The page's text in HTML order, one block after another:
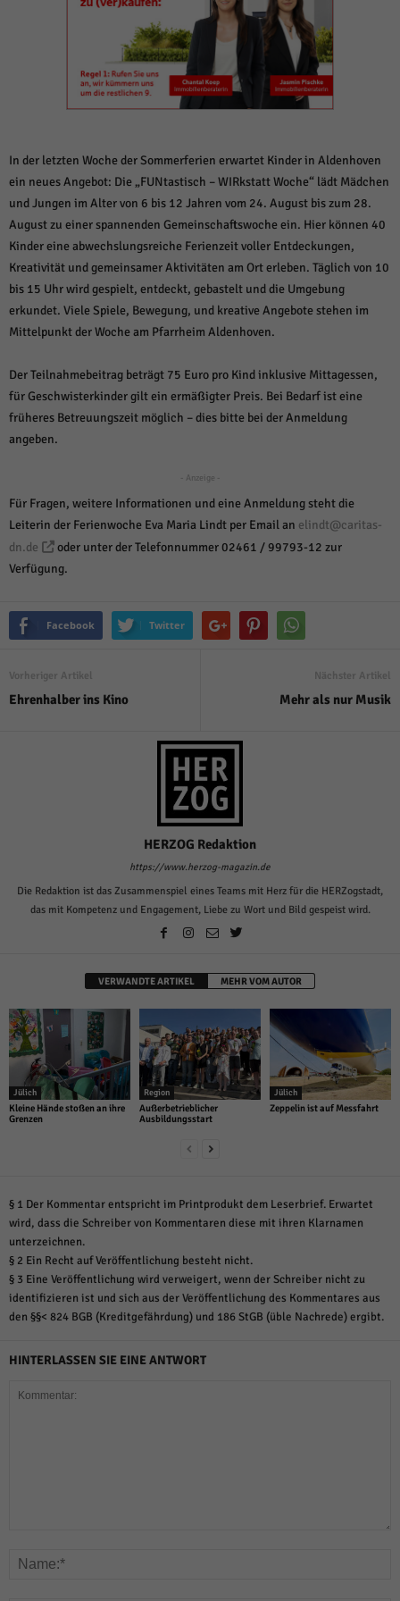
In der letzten Woche der Sommerferien erwartet Kinder in Aldenhoven
ein neues Angebot: Die „FUNtastisch – WIRkstatt Woche“ lädt Mädchen
und Jungen im Alter von 6 bis 12 Jahren vom 24. August bis zum 28.
August zu einer spannenden Gemeinschaftswoche ein. Hier können 40
Kinder eine abwechslungsreiche Ferienzeit voller Entdeckungen,
Kreativität und gemeinsamer Aktivitäten am Ort erleben. Täglich von 10
bis 15 Uhr wird gespielt, entdeckt, gebastelt und die Umgebung
erkundet. Viele Spiele, Bewegung, und kreative Angebote stehen im
Mittelpunkt der Woche am Pfarrheim Aldenhoven.
Der Teilnahmebeitrag beträgt 75 Euro pro Kind inklusive Mittagessen,
für Geschwisterkinder gilt ein ermäßigter Preis. Bei Bedarf ist eine
früheres Betreuungszeit möglich – dies bitte bei der Anmeldung
angeben.
- Anzeige -
Für Fragen, weitere Informationen und eine Anmeldung steht die
Leiterin der Ferienwoche Eva Maria Lindt per Email an elindt@caritas-
dn.de
oder unter der Telefonnummer 02461 / 99793-12 zur
Verfügung.
Facebook Twitter
Vorheriger Artikel
Ehrenhalber ins Kino
Nächster Artikel
Mehr als nur Musik
HERZOG Redaktion
https://www.herzog-magazin.de
Die Redaktion ist das Zusammenspiel eines Teams mit Herz für die HERZogstadt,
das mit Kompetenz und Engagement, Liebe zu Wort und Bild gespeist wird.
VERWANDTE ARTIKEL MEHR VOM AUTOR
Jülich
Kleine Hände stoßen an ihre
Grenzen
Region
Außerbetrieblicher
Ausbildungsstart
Jülich
Zeppelin ist auf Messfahrt
§ 1 Der Kommentar entspricht im Printprodukt dem Leserbrief. Erwartet
wird, dass die Schreiber von Kommentaren diese mit ihren Klarnamen
unterzeichnen.
§ 2 Ein Recht auf Veröffentlichung besteht nicht.
§ 3 Eine Veröffentlichung wird verweigert, wenn der Schreiber nicht zu
identifizieren ist und sich aus der Veröffentlichung des Kommentares aus
den §§< 824 BGB (Kreditgefährdung) und 186 StGB (üble Nachrede) ergibt.
HINTERLASSEN SIE EINE ANTWORT
Alle akzeptieren Speichern und weiter
Zurück
Datenschutzeinstellungen
Essenzielle Cookies ermöglichen grundlegende Funktionen und sind für die
Cookie-Informationen anzeigen
Statistiken (1)
Statistik Cookies erfassen Informationen anonym. Diese Informationen helfen
uns zu verstehen, wie unsere Besucher unsere Website nutzen.
Cookie-Informationen anzeigen
Marketing (1)
Marketing-Cookies werden von Drittanbietern oder Publishern verwendet,
um personalisierte Werbung anzuzeigen. Sie tun dies, indem sie Besucher
über Websites hinweg verfolgen.
Cookie-Informationen anzeigen
standardmäßig blockiert. Wenn Cookies von externen Medien akzeptiert
werden, bedarf der Zugriff auf diese Inhalte keiner manuellen Einwilligung
mehr.